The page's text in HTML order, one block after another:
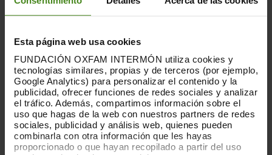
Esta página web usa cookies
FUNDACIÓN OXFAM INTERMÓN utiliza cookies y
tecnologías similares, propias y de terceros (por ejemplo,
Google Analytics) para personalizar el contenido y la
publicidad, ofrecer funciones de redes sociales y analizar
el tráfico. Además, compartimos información sobre el
uso que hagas de la web con nuestros partners de redes
sociales, publicidad y análisis web, quienes pueden
combinarla con otra información que les hayas
proporcionado o que hayan recopilado a partir del uso
CUANDO UNA EMERGENCIA
GOLPEA, CADA HORA CUENTA